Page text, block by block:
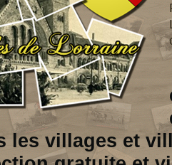
les villages et